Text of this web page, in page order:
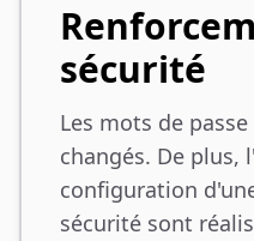
sécurité
Les mots de
changés. De
configuration
sécurité sont